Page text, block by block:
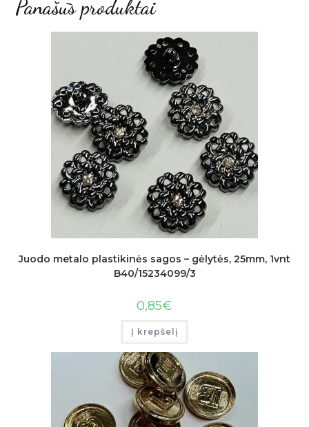
Panašūs produktai
Juodo metalo plastikinės sagos – gėlytės, 25mm, 1vnt
B40/15234099/3
0,85€
Į krepšelį